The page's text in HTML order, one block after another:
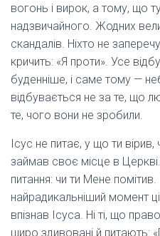
вогонь і вирок, а тому, що
надзвичайного. Жодних
скандалів. Ніхто не
кричить: «Я проти». Усе
буденніше, і саме тому —
відбувається не за те, що
те, чого вони не зробили.
Ісус не питає, у що ти
займав своє місце в
питання: чи ти Мене помітив.
найрадикальніший момент
впізнав Ісуса. Ні ті, що
щиро здивовані й питають: